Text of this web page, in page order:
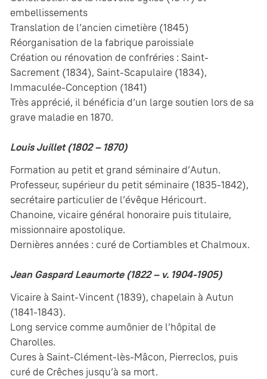
embellissements
Translation de l’ancien cimetière (1845)
Réorganisation de la fabrique paroissiale
Création ou rénovation de confréries : Saint-
Sacrement (1834), Saint-Scapulaire (1834),
Immaculée-Conception (1841)
Très apprécié, il bénéficia d’un large soutien lors de sa
grave maladie en 1870.
Louis Juillet (1802 – 1870)
Formation au petit et grand séminaire d’Autun.
Professeur, supérieur du petit séminaire (1835-1842),
secrétaire particulier de l’évêque Héricourt.
Chanoine, vicaire général honoraire puis titulaire,
missionnaire apostolique.
Dernières années : curé de Cortiambles et Chalmoux.
Jean Gaspard Leaumorte (1822 – v. 1904-1905)
Vicaire à Saint-Vincent (1839), chapelain à Autun
(1841-1843).
Long service comme aumônier de l’hôpital de
Charolles.
Cures à Saint-Clément-lès-Mâcon, Pierreclos, puis
curé de Crêches jusqu’à sa mort.